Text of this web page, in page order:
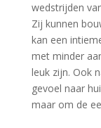
wedstrijden
Zij kunnen
kan een
met minder
leuk zijn. Ook
gevoel naar
maar om de